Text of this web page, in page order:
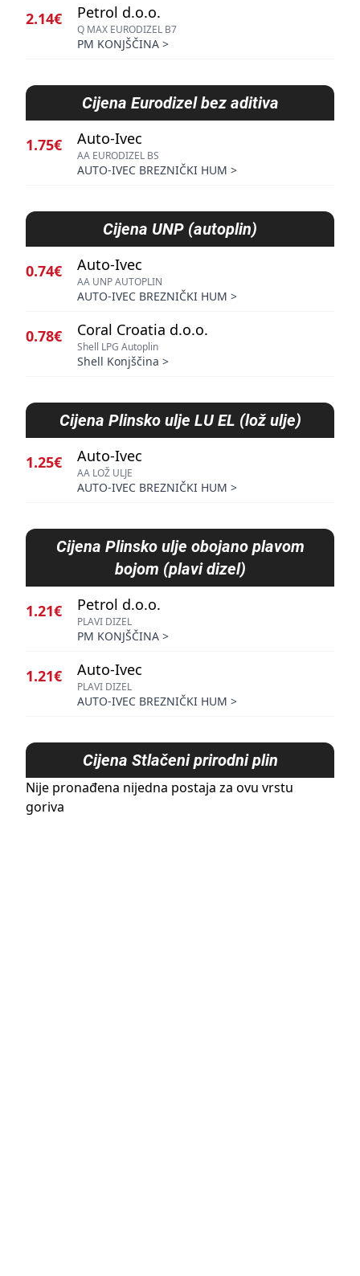
2.14€ Petrol d.o.o.
Q MAX EURODIZEL B7
PM KONJŠČINA >
Cijena Eurodizel bez aditiva
1.75€ Auto-Ivec
AA EURODIZEL BS
AUTO-IVEC BREZNIČKI HUM >
Cijena UNP (autoplin)
0.74€ Auto-Ivec
AA UNP AUTOPLIN
AUTO-IVEC BREZNIČKI HUM >
0.78€ Coral Croatia d.o.o.
Shell LPG Autoplin
Shell Konjščina >
Cijena Plinsko ulje LU EL (lož ulje)
1.25€ Auto-Ivec
AA LOŽ ULJE
AUTO-IVEC BREZNIČKI HUM >
Cijena Plinsko ulje obojano plavom
bojom (plavi dizel)
1.21€ Petrol d.o.o.
PLAVI DIZEL
PM KONJŠČINA >
1.21€ Auto-Ivec
PLAVI DIZEL
AUTO-IVEC BREZNIČKI HUM >
Cijena Stlačeni prirodni plin
Nije pronađena nijedna postaja za ovu vrstu
goriva